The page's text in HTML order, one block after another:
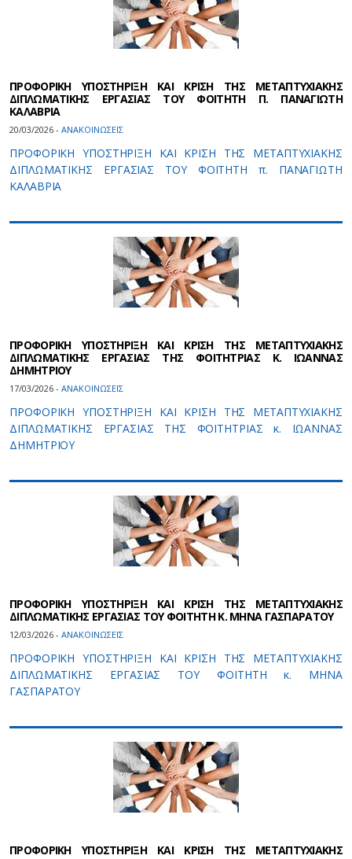
ΠΡΟΦΟΡΙΚΗ ΥΠΟΣΤΗΡΙΞΗ ΚΑΙ ΚΡΙΣΗ ΤΗΣ ΜΕΤΑΠΤΥΧΙΑΚΗΣ
ΔΙΠΛΩΜΑΤΙΚΗΣ ΕΡΓΑΣΙΑΣ ΤOY ΦΟΙΤΗΤH Π. ΠΑΝΑΓΙΩΤΗ
ΚΑΛΑΒΡΙΑ
20/03/2026 - ΑΝΑΚΟΙΝΩΣΕΙΣ
ΠΡΟΦΟΡΙΚΗ ΥΠΟΣΤΗΡΙΞΗ ΚΑΙ ΚΡΙΣΗ ΤΗΣ ΜΕΤΑΠΤΥΧΙΑΚΗΣ
ΔΙΠΛΩΜΑΤΙΚΗΣ ΕΡΓΑΣΙΑΣ ΤOY ΦΟΙΤΗΤH π. ΠΑΝΑΓΙΩΤΗ
ΚΑΛΑΒΡΙΑ
ΠΡΟΦΟΡΙΚΗ ΥΠΟΣΤΗΡΙΞΗ ΚΑΙ ΚΡΙΣΗ ΤΗΣ ΜΕΤΑΠΤΥΧΙΑΚΗΣ
ΔΙΠΛΩΜΑΤΙΚΗΣ ΕΡΓΑΣΙΑΣ ΤΗΣ ΦΟΙΤΗΤΡΙΑΣ Κ. ΙΩΑΝΝΑΣ
ΔΗΜΗΤΡΙΟΥ
17/03/2026 - ΑΝΑΚΟΙΝΩΣΕΙΣ
ΠΡΟΦΟΡΙΚΗ ΥΠΟΣΤΗΡΙΞΗ ΚΑΙ ΚΡΙΣΗ ΤΗΣ ΜΕΤΑΠΤΥΧΙΑΚΗΣ
ΔΙΠΛΩΜΑΤΙΚΗΣ ΕΡΓΑΣΙΑΣ ΤΗΣ ΦΟΙΤΗΤΡΙΑΣ κ. ΙΩΑΝΝΑΣ
ΔΗΜΗΤΡΙΟΥ
ΠΡΟΦΟΡΙΚΗ ΥΠΟΣΤΗΡΙΞΗ ΚΑΙ ΚΡΙΣΗ ΤΗΣ ΜΕΤΑΠΤΥΧΙΑΚΗΣ
ΔΙΠΛΩΜΑΤΙΚΗΣ ΕΡΓΑΣΙΑΣ ΤOY ΦΟΙΤΗΤH Κ. ΜΗΝΑ ΓΑΣΠΑΡΑΤΟΥ
12/03/2026 - ΑΝΑΚΟΙΝΩΣΕΙΣ
ΠΡΟΦΟΡΙΚΗ ΥΠΟΣΤΗΡΙΞΗ ΚΑΙ ΚΡΙΣΗ ΤΗΣ ΜΕΤΑΠΤΥΧΙΑΚΗΣ
ΔΙΠΛΩΜΑΤΙΚΗΣ ΕΡΓΑΣΙΑΣ ΤOY ΦΟΙΤΗΤH κ. ΜΗΝΑ
ΓΑΣΠΑΡΑΤΟΥ
ΠΡΟΦΟΡΙΚΗ ΥΠΟΣΤΗΡΙΞΗ ΚΑΙ ΚΡΙΣΗ ΤΗΣ ΜΕΤΑΠΤΥΧΙΑΚΗΣ